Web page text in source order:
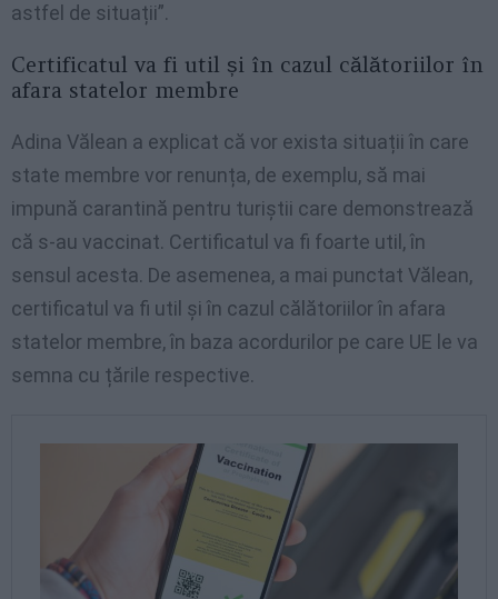
astfel de situații”.
Certificatul va fi util și în cazul călătoriilor în
afara statelor membre
Adina Vălean a explicat că vor exista situații în care
state membre vor renunța, de exemplu, să mai
impună carantină pentru turiștii care demonstrează
că s-au vaccinat. Certificatul va fi foarte util, în
sensul acesta. De asemenea, a mai punctat Vălean,
certificatul va fi util și în cazul călătoriilor în afara
statelor membre, în baza acordurilor pe care UE le va
semna cu țările respective.